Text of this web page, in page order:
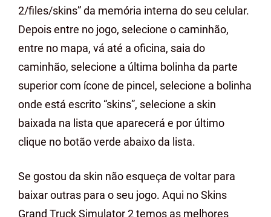
2/files/skins” da memória interna do seu celular.
Depois entre no jogo, selecione o caminhão,
entre no mapa, vá até a oficina, saia do
caminhão, selecione a última bolinha da parte
superior com ícone de pincel, selecione a bolinha
onde está escrito “skins”, selecione a skin
baixada na lista que aparecerá e por último
clique no botão verde abaixo da lista.
Se gostou da skin não esqueça de voltar para
baixar outras para o seu jogo. Aqui no Skins
Grand Truck Simulator 2 temos as melhores